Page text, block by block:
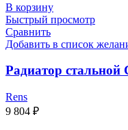
В корзину
Быстрый просмотр
Сравнить
Добавить в список
Радиатор стальной
Rens
9 804 ₽